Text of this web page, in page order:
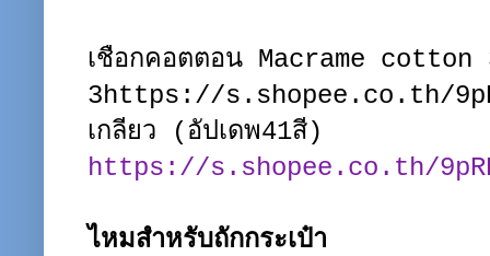
เชือกคอตตอน Macrame cotton
3https://s.shopee.co.th/
เกลียว (อัปเดพ41สี)
https://s.shopee.co.th/
ไหมสำหรับถักกระเป๋า